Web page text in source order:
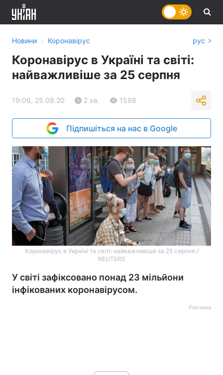
Новини › Коронавірус рус
Коронавірус в Україні та світі:
найважливіше за 25 серпня
19:06, 25.08.20 2 хв. 1598
Підпишіться на нас в Google
Коронавірус в Україні та світі: найважливіше за 25 серпня /
REUTERS
У світі зафіксовано понад 23 мільйони
інфікованих коронавірусом.
Реклама